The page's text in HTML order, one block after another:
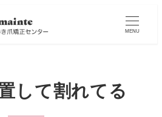
MENU
して割れてる